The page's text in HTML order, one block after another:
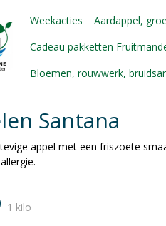
Weekacties Aardappel,
Cadeau pakketten
Bloemen, rouwwerk,
Santana
appel met een friszoete
1 kilo